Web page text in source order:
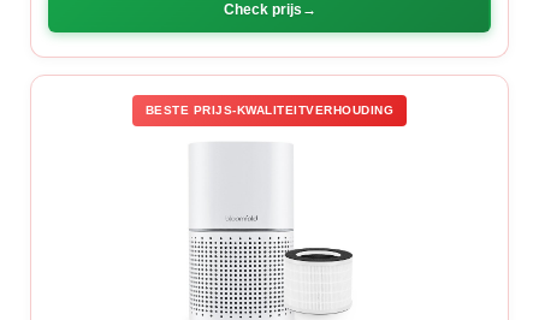
Check prijs
BESTE PRIJS-KWALITEITVERHOUDING